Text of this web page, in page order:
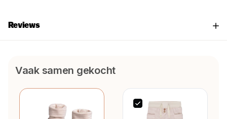
Reviews
Vaak samen gekocht